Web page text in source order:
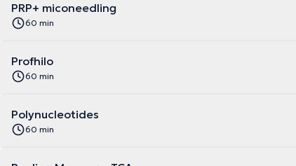
PRP+ miconeedling
60 min
Profhilo
60 min
Polynucleotides
60 min